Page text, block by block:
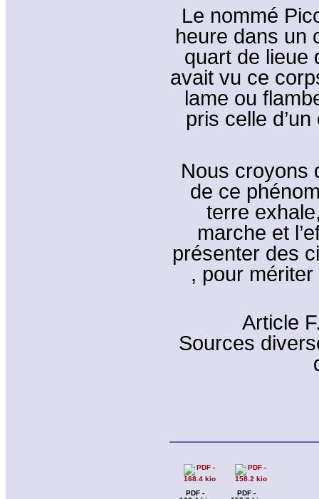
Le nommé
heure dans un
quart de lieue
avait vu ce
lame ou
pris celle
Nous croyons
de ce
terre
marche et
présenter des
, pour mériter
Article
Sources
PDF -
PDF -